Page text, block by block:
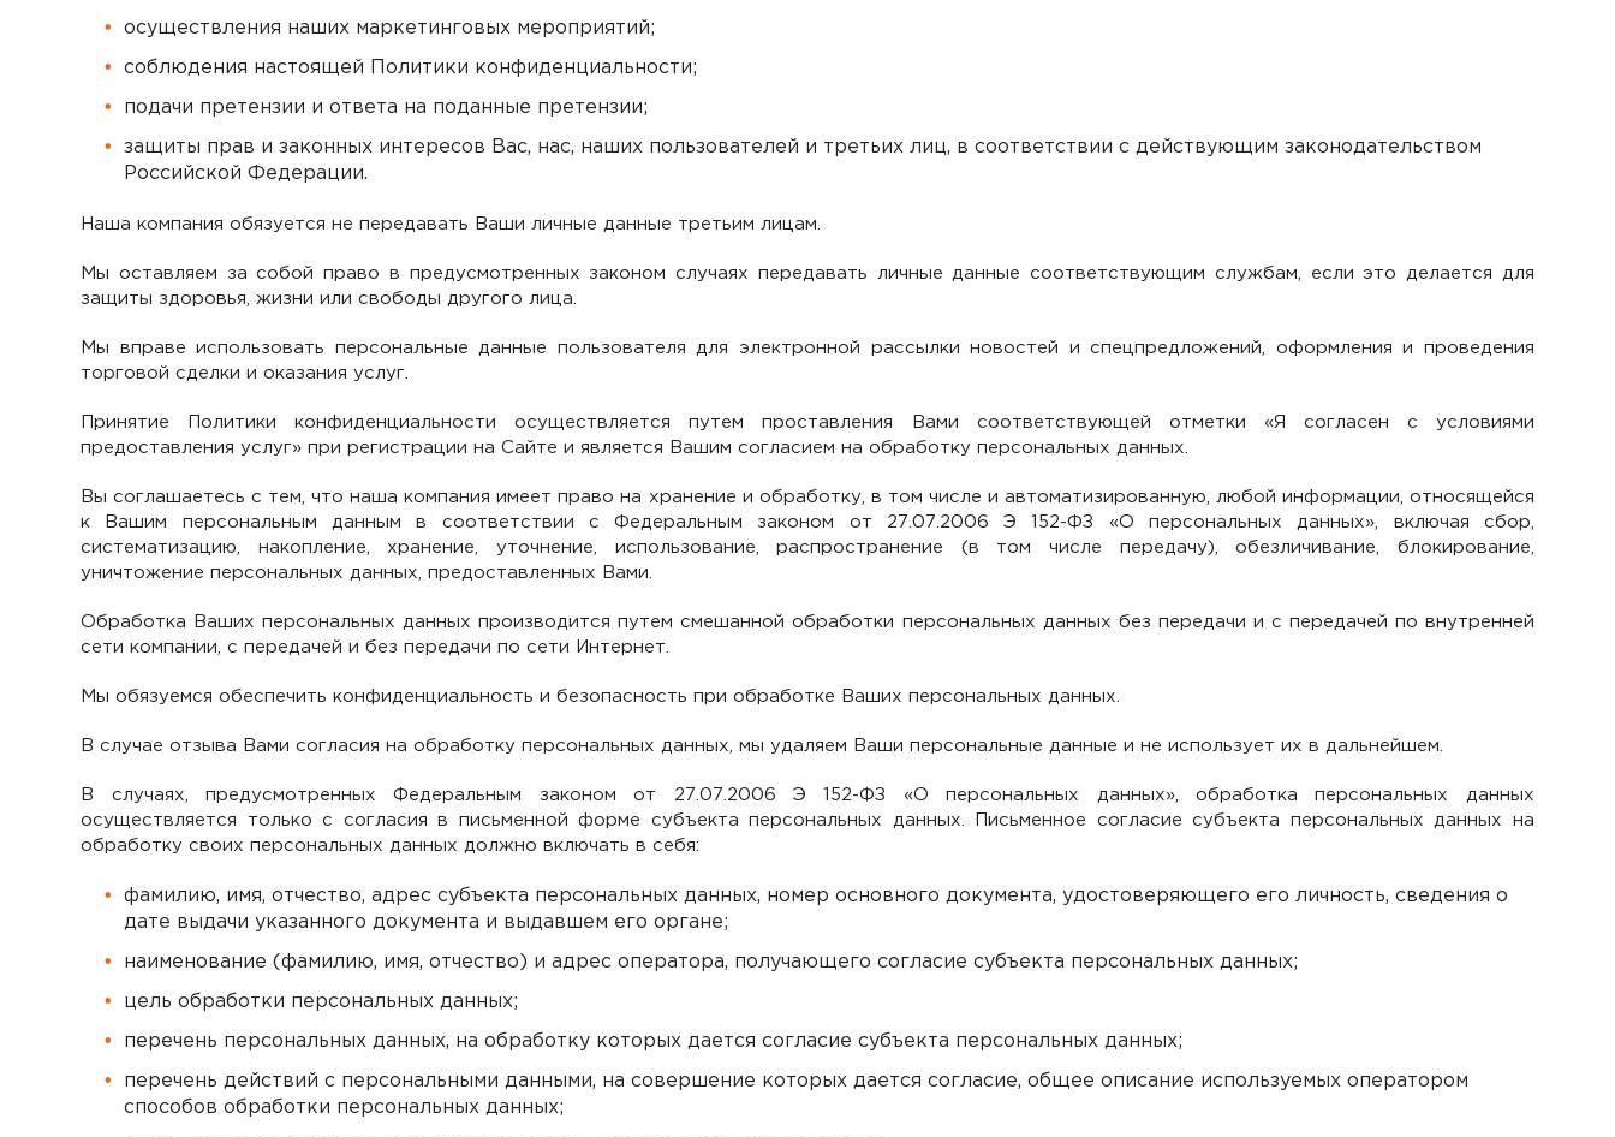
осуществления наших маркетинговых мероприятий;
соблюдения настоящей Политики конфиденциальности;
подачи претензии и ответа на поданные претензии;
защиты прав и законных интересов Вас, нас, наших пользователей и третьих лиц, в соответствии с действующим законодательством
Российской Федерации.
Наша компания обязуется не передавать Ваши личные данные третьим лицам.
Мы оставляем за собой право в предусмотренных законом случаях передавать личные данные соответствующим службам, если это делается для
защиты здоровья, жизни или свободы другого лица.
Мы вправе использовать персональные данные пользователя для электронной рассылки новостей и спецпредложений, оформления и проведения
торговой сделки и оказания услуг.
Принятие Политики конфиденциальности осуществляется путем проставления Вами соответствующей отметки «Я согласен с условиями
предоставления услуг» при регистрации на Сайте и является Вашим согласием на обработку персональных данных.
Вы соглашаетесь с тем, что наша компания имеет право на хранение и обработку, в том числе и автоматизированную, любой информации, относящейся
к Вашим персональным данным в соответствии с Федеральным законом от 27.07.2006 Э 152-ФЗ «О персональных данных», включая сбор,
систематизацию, накопление, хранение, уточнение, использование, распространение (в том числе передачу), обезличивание, блокирование,
уничтожение персональных данных, предоставленных Вами.
Обработка Ваших персональных данных производится путем смешанной обработки персональных данных без передачи и с передачей по внутренней
сети компании, c передачей и без передачи по сети Интернет.
Мы обязуемся обеспечить конфиденциальность и безопасность при обработке Ваших персональных данных.
В случае отзыва Вами согласия на обработку персональных данных, мы удаляем Ваши персональные данные и не использует их в дальнейшем.
В случаях, предусмотренных Федеральным законом от 27.07.2006 Э 152-ФЗ «О персональных данных», обработка персональных данных
осуществляется только с согласия в письменной форме субъекта персональных данных. Письменное согласие субъекта персональных данных на
обработку своих персональных данных должно включать в себя:
фамилию, имя, отчество, адрес субъекта персональных данных, номер основного документа, удостоверяющего его личность, сведения о
дате выдачи указанного документа и выдавшем его органе;
наименование (фамилию, имя, отчество) и адрес оператора, получающего согласие субъекта персональных данных;
цель обработки персональных данных;
перечень персональных данных, на обработку которых дается согласие субъекта персональных данных;
перечень действий с персональными данными, на совершение которых дается согласие, общее описание используемых оператором
способов обработки персональных данных;